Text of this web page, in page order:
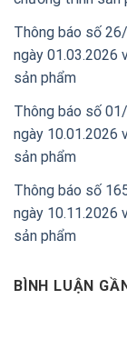
Thông báo số
ngày 01.03.2026
sản phẩm
Thông báo số
ngày 10.01.2026
sản phẩm
Thông báo số
ngày 10.11.2026
sản phẩm
BÌNH LUẬN